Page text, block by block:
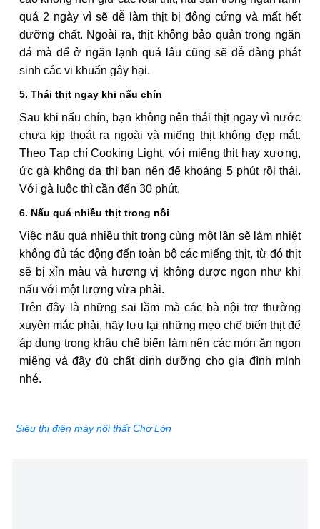
quá 2 ngày vì sẽ dễ làm thịt bị đông cứng và mất hết
dưỡng chất. Ngoài ra, thịt không bảo quản trong ngăn
đá mà để ở ngăn lạnh quá lâu cũng sẽ dễ dàng phát
sinh các vi khuẩn gây hại.
5. Thái thịt ngay khi nấu chín
Sau khi nấu chín, bạn không nên thái thịt ngay vì nước
chưa kịp thoát ra ngoài và miếng thịt không đẹp mắt.
Theo Tạp chí Cooking Light, với miếng thịt hay xương,
ức gà không da thì bạn nên để khoảng 5 phút rồi thái.
Với gà luộc thì cần đến 30 phút.
6. Nấu quá nhiều thịt trong nồi
Việc nấu quá nhiều thịt trong cùng một lần sẽ làm nhiệt
không đủ tác động đến toàn bộ các miếng thịt, từ đó thịt
sẽ bị xỉn màu và hương vị không được ngon như khi
nấu với một lượng vừa phải.
Trên đây là những sai lầm mà các bà nội trợ thường
xuyên mắc phải, hãy lưu lại những mẹo chế biến thịt để
áp dụng trong khâu chế biến làm nên các món ăn ngon
miệng và đầy đủ chất dinh dưỡng cho gia đình mình
nhé.
Siêu thị điện máy nội thất Chợ Lớn